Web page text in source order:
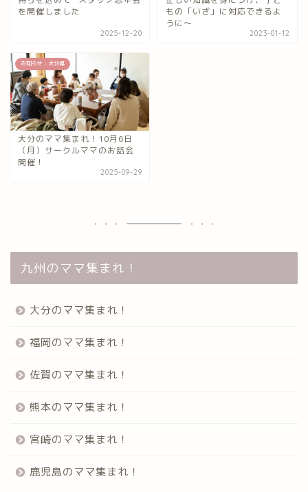
を開催しました
2025-12-20
もの「いざ」に対応できるよ
うに〜
2023-01-12
お知らせ：大分県
大分のママ集まれ！10月6日
（月）サークルママのお話会
開催！
2025-09-29
九州のママ集まれ！
大分のママ集まれ！
福岡のママ集まれ！
佐賀のママ集まれ！
熊本のママ集まれ！
宮崎のママ集まれ！
鹿児島のママ集まれ！